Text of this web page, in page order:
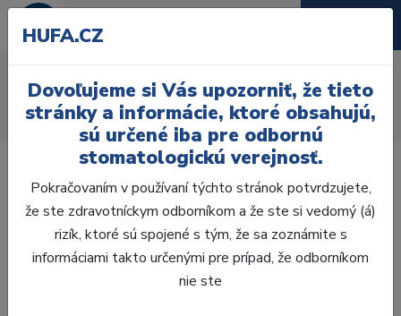
Úvod Ordinácia Dezinfekcia
Sterilizácia
Príslušenstvo
Tácky a kazety
Laboratórium, Zub.
technika
HUFA.CZ
Dovoľujeme si Vás upozorniť, že tieto
stránky a informácie, ktoré obsahujú,
sú určené iba pre odbornú
stomatologickú verejnosť.
Pokračovaním v používaní týchto stránok potvrdzujete,
že ste zdravotníckym odborníkom a že ste si vedomý (á)
rizík, ktoré sú spojené s tým, že sa zoznámite s
informáciami takto určenými pre prípad, že odborníkom
nie ste